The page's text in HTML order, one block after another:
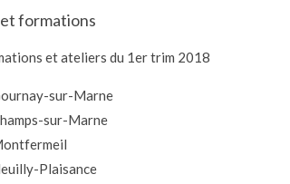
formations
et ateliers du 1er trim 2018
sur-Marne
sur-Marne
Plaisance